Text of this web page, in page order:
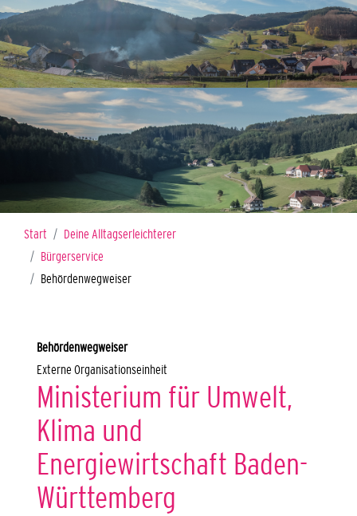
Start
Deine Alltagserleichterer
Bürgerservice
Behördenwegweiser
Behördenwegweiser
Externe Organisationseinheit
Ministerium für Umwelt,
Klima und
Energiewirtschaft Baden-
Württemberg